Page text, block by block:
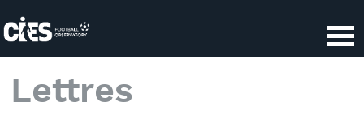
Lettres